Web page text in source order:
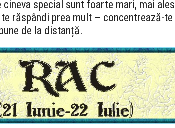
cineva special sunt foarte mari, mai
răspândi prea mult – concentrează-
de la distanță.